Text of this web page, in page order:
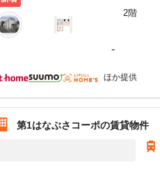
2階
-
ほか提供
第1はなぶさコーポの賃貸物件